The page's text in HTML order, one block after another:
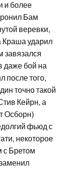
и более
Бам
веревки,
Краша ударил
завязался
бой на
после того,
точно такой
Кейрн, а
Осборн)
фьюд с
некоторое
с Бретом